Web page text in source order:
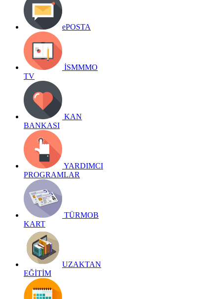
ePOSTA
İSMMMO
TV
KAN
BANKASI
YARDIMCI
PROGRAMLAR
TÜRMOB
KART
UZAKTAN
EĞİTİM